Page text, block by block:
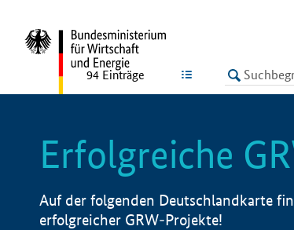
LISTE
94 Einträge
Erfolgreiche
Auf der folgenden Deutschlandkarte
erfolgreicher GRW-Projekte!